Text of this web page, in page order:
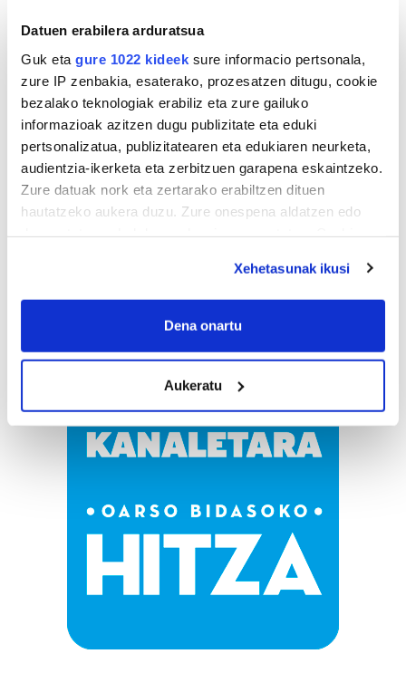
Datuen erabilera arduratsua
Guk eta gure 1022 kideek sure informacio pertsonala,
zure IP zenbakia, esaterako, prozesatzen ditugu, cookie
bezalako teknologiak erabiliz eta zure gailuko
informazioak azitzen dugu publizitate eta eduki
pertsonalizatua, publizitatearen eta edukiaren neurketa,
audientzia-ikerketa eta zerbitzuen garapena eskaintzeko.
Zure datuak nork eta zertarako erabiltzen dituen
hautatzeko aukera duzu. Zure onespena aldatzen edo
If you allow, we would also like to:
Collect information about your geographical
meters
Identify your device by actively scanning it for
specific characteristics (fingerprinting)
Find out more about how your personal data is processed
and set your preferences in thedetails section.
prozesatzen ditugu, zure IP zenbakia, besteak beste,
teknologia erabiliz, cookieak adibidez, iragarki eta eduki
pertsonalizatuak eskaintzeko, iragarkiak eta edukia
neurtzeko, jendeari buruzko informazioa biltzeko eta
erabiltzen dituen hauta dezakezu.
Xehetasunak ikusi
Dena onartu
Aukeratu